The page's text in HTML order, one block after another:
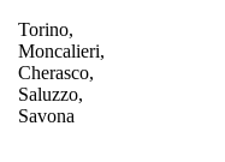
Torino,
Moncalieri,
Cherasco,
Saluzzo,
Savona